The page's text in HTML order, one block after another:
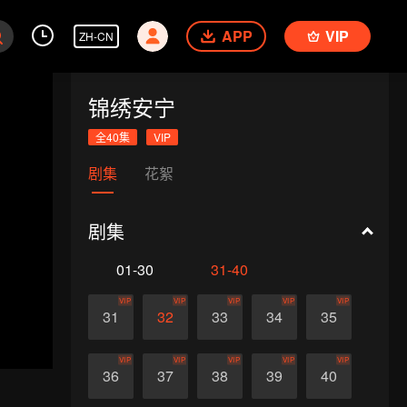
ZH-CN APP VIP
锦绣安宁
全40集 VIP
剧集 花絮
剧集
01-30 31-40
31
VIP
32
VIP
33
VIP
34
VIP
35
VIP
36
VIP
37
VIP
38
VIP
39
VIP
40
VIP